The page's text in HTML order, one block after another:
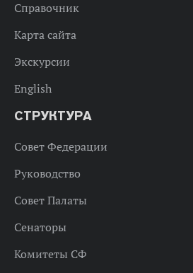
Справочник
Карта сайта
Экскурсии
English
СТРУКТУРА
Совет Федерации
Руководство
Совет Палаты
Сенаторы
Комитеты СФ